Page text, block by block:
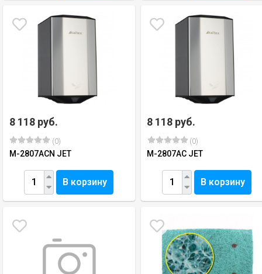
8 118 руб.
(0)
M-2807ACN JET
В корзину
8 118 руб.
(0)
M-2807AC JET
В корзину